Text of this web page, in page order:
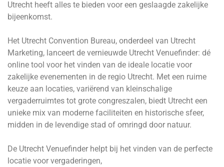
Utrecht heeft alles te bieden voor een geslaagde zakelijke
bijeenkomst.
Het Utrecht Convention Bureau, onderdeel van Utrecht
Marketing, lanceert de vernieuwde Utrecht Venuefinder: dé
online tool voor het vinden van de ideale locatie voor
zakelijke evenementen in de regio Utrecht. Met een ruime
keuze aan locaties, variërend van kleinschalige
vergaderruimtes tot grote congreszalen, biedt Utrecht een
unieke mix van moderne faciliteiten en historische sfeer,
midden in de levendige stad of omringd door natuur.
De Utrecht Venuefinder helpt bij het vinden van de perfecte
locatie voor vergaderingen,